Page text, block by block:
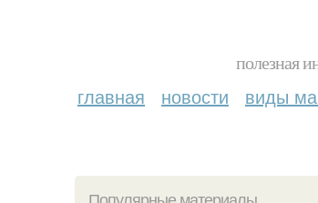
полезная
главная новости виды